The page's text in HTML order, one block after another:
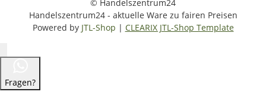
© Handelszentrum24
Handelszentrum24 - aktuelle Ware zu fairen Preisen
Powered by JTL-Shop | CLEARIX JTL-Shop Template
Fragen?